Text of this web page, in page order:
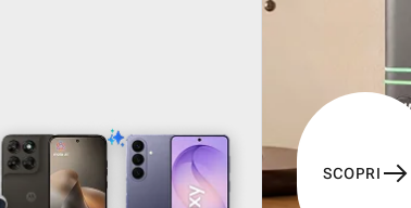
SCOPRI